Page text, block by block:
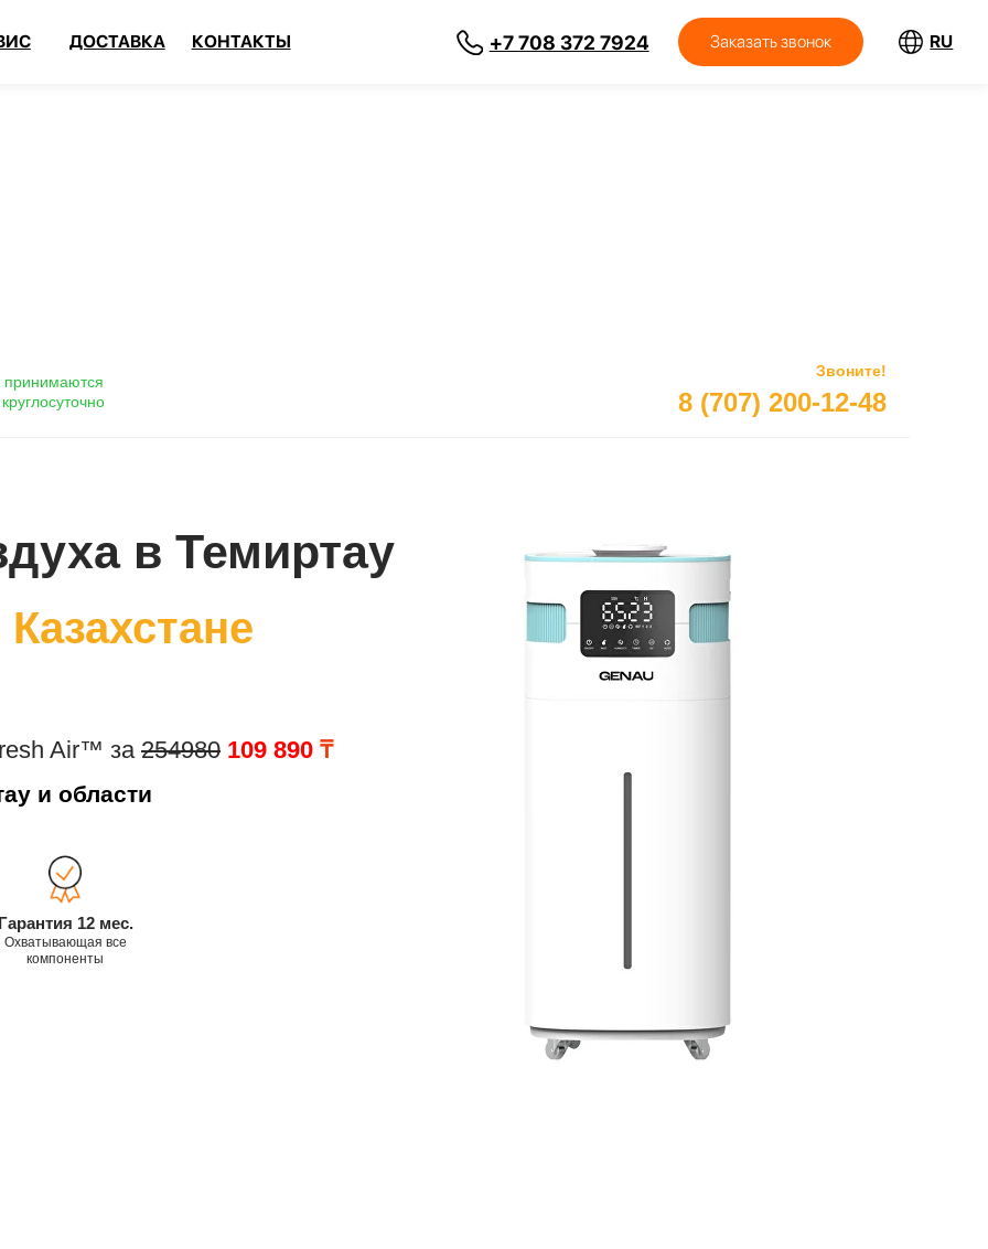
КОНТАКТЫ
ДОСТАВКА +7 708 372 7924 Заказать звонок RU
Гарантия 12 мес.
Охватывающая все
компоненты
Air™ за 254980 109 890 ₸
в Темиртау
и области
Казахстане
8 (707) 200-12-48
принимаются
Звоните!